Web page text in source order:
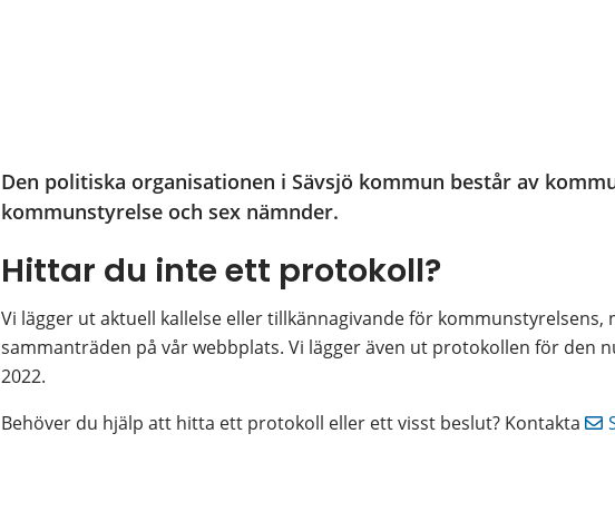
Den politiska organisationen i Sävsjö kommun består av
kommunstyrelse och sex nämnder.
Hittar du inte ett protokoll?
Vi lägger ut aktuell kallelse eller tillkännagivande för kommunstyrelsens,
sammanträden på vår webbplats. Vi lägger även ut protokollen för den
2022.
Behöver du hjälp att hitta ett protokoll eller ett visst beslut? Kontakta